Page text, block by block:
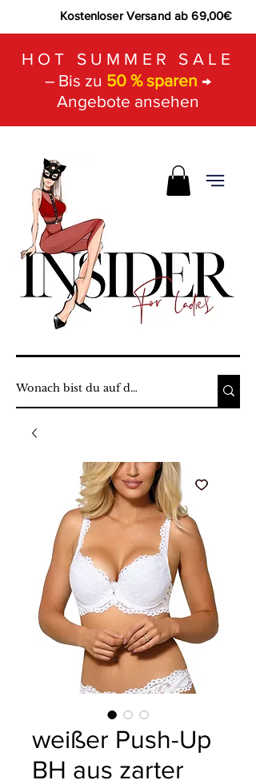
Kostenloser Versand ab 69,00€
HOT SUMMER SALE
– Bis zu 50 % sparen →
Angebote ansehen
weißer Push-Up
BH aus zarter